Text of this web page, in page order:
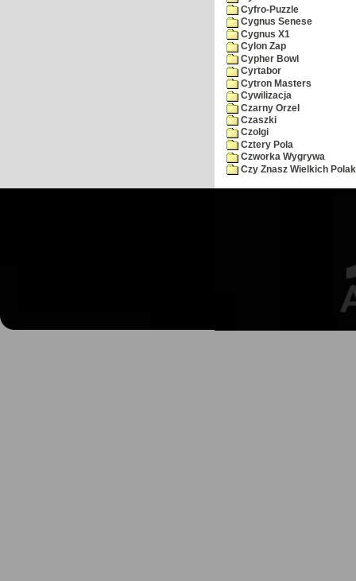
Cyfro-Puzzle
Cygnus Senese
Cygnus X1
Cylon Zap
Cypher Bowl
Cyrtabor
Cytron Masters
Cywilizacja
Czarny Orzel
Czaszki
Czolgi
Cztery Pola
Czworka Wygrywa
Czy Znasz Wielkich